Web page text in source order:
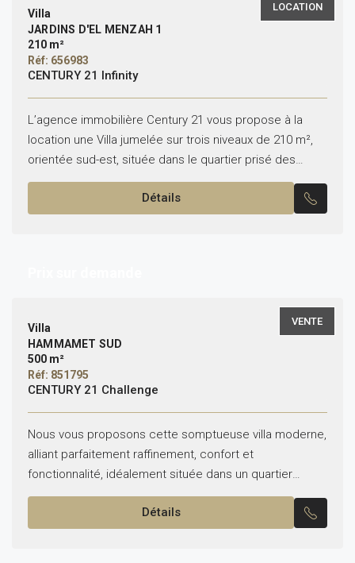
LOCATION
Villa
JARDINS D'EL MENZAH 1
210 m²
Réf: 656983
CENTURY 21 Infinity
L’agence immobilière Century 21 vous propose à la
location une Villa jumelée sur trois niveaux de 210 m²,
orientée sud-est, située dans le quartier prisé des
Jardins d’El Menzah 1 *Composition: au...
Détails
VENTE
Villa
HAMMAMET SUD
500 m²
Réf: 851795
CENTURY 21 Challenge
Nous vous proposons cette somptueuse villa moderne,
alliant parfaitement raffinement, confort et
fonctionnalité, idéalement située dans un quartier
calme, à seulement 6 km de Yasmine Hammamet
Édifiée sur deux niveaux, cette propriété...
Détails